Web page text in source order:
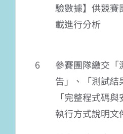
驗數據】供競賽
載進行分析
6
參賽團隊繳交「
告」、「測試結
「完整程式碼與
執行方式說明文